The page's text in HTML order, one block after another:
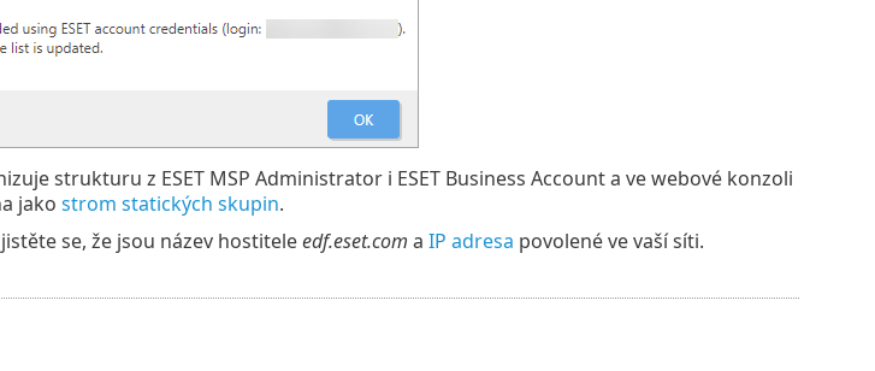
strukturu z ESET MSP Administrator i ESET Business Account a ve webové konzoli
jako strom statických skupin.
se, že jsou název hostiteleedf.eset.com a IP adresa povolené ve vaší síti.